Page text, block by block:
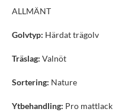
ALLMÄNT
Golvtyp: Härdat trägolv
Träslag: Valnöt
Sortering: Nature
Ytbehandling: Pro mattlack